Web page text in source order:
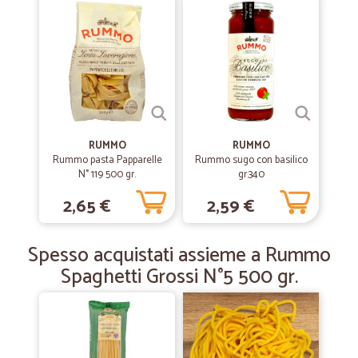
Tutto come descritto tempi brevissimi per la consegna. Venditore
consigkiato. Comprero' ancora
—Gabriella M.
Massima puntualità
19/09/2019
Antonella C.
SEMPRE VELOCISSIMI ED EFFICIENTI.
RUMMO
Rummo pasta Papparelle
N° 119 500 gr.
2,65 €
RUMMO
Rummo sugo con basilico
gr.340
2,59 €
Spesso acquistati assieme a Rummo
Spaghetti Grossi N°5 500 gr.